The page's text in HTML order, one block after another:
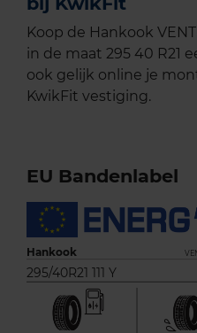
Koop de Hankook
in de maat 295 40 R21
ook gelijk online je
KwikFit vestiging.
EU Bandenlabel
Hankook
295/40R21 111 Y